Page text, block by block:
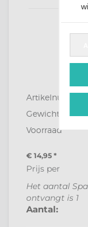
Artikelnummer
Gewicht
Voorraad
€ 14,95 *
Prijs per
Het aantal
ontvangt is 1
Aantal: